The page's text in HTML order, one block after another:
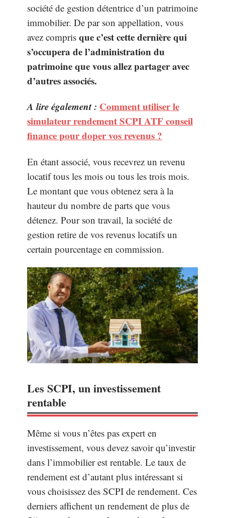
société de gestion détentrice d’un patrimoine
immobilier. De par son appellation, vous
avez compris que c’est cette dernière qui
s’occupera de l’administration du
patrimoine que vous allez partager avec
d’autres associés.
A lire également : Comment utiliser le
simulateur rendement SCPI ATF conseil
finance pour doper vos revenus ?
En étant associé, vous recevrez un revenu
locatif tous les mois ou tous les trois mois.
Le montant que vous obtenez sera à la
hauteur du nombre de parts que vous
détenez. Pour son travail, la société de
gestion retire de vos revenus locatifs un
certain pourcentage en commission.
Les SCPI, un investissement
rentable
Même si vous n’êtes pas expert en
investissement, vous devez savoir qu’investir
dans l’immobilier est rentable. Le taux de
rendement est d’autant plus intéressant si
vous choisissez des SCPI de rendement. Ces
derniers affichent un rendement de plus de